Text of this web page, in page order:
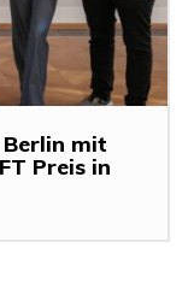
mit
Preis in